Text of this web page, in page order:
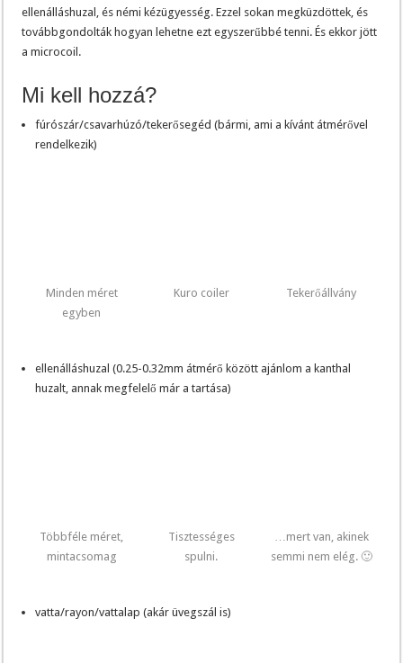
ellenálláshuzal, és némi kézügyesség. Ezzel sokan megküzdöttek, és
továbbgondolták hogyan lehetne ezt egyszerűbbé tenni. És ekkor jött
a microcoil.
Mi kell hozzá?
fúrószár/csavarhúzó/tekerősegéd (bármi, ami a kívánt átmérővel
rendelkezik)
Minden méret
egyben
Kuro coiler Tekerőállvány
ellenálláshuzal (0.25-0.32mm átmérő között ajánlom a kanthal
huzalt, annak megfelelő már a tartása)
Többféle méret,
mintacsomag
Tisztességes
spulni.
…mert van, akinek
semmi nem elég. 🙂
vatta/rayon/vattalap (akár üvegszál is)